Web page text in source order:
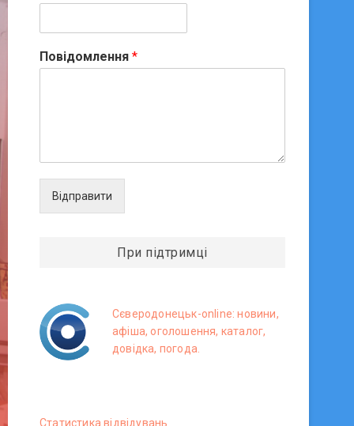
Повідомлення *
Відправити
При підтримці
Сєверодонецьк-online: новини,
афіша, оголошення, каталог,
довідка, погода.
Статистика вiдвiдувань